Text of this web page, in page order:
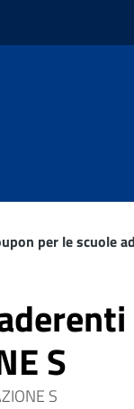
per le scuole
S
S